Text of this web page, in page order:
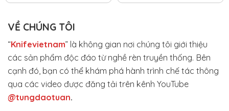
VỀ CHÚNG TÔI
“Knifevietnam” là không gian nơi chúng tôi giới thiệu
các sản phẩm độc đáo từ nghề rèn truyền thống. Bên
cạnh đó, bạn có thể khám phá hành trình chế tác thông
qua các video được đăng tải trên kênh YouTube
@tungdaotuan.